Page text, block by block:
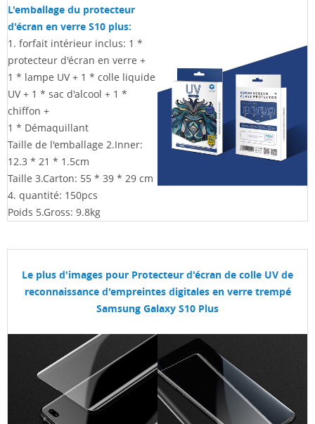
L'emballage du protecteur
d'écran en verre S10 plus:
1. forfait intérieur inclus: 1 *
protecteur d'écran en verre +
1 * lampe UV + 1 * colle liquide
UV + 1 * sac d'alcool + 1 *
chiffon +
1 * Démaquillant
Taille de l'emballage 2.Inner:
12.3 * 21 * 1.5cm
Taille 3.Carton: 55 * 39 * 29 cm
4. quantité: 150pcs
Poids 5.Gross: 9.8kg
Le plus d'images pour Protecteur d'écran de colle UV de
reconnaissance d'empreintes digitales en verre trempé
Samsung Galaxy S10 Plus